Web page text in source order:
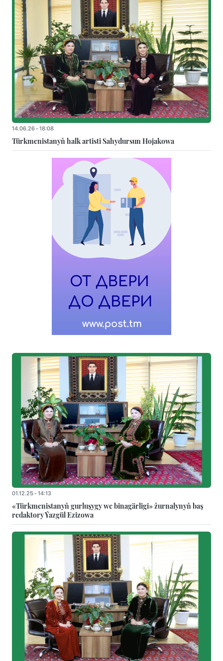
14.06.26 - 18:08
Türkmenistanyň halk artisti Sahydursun Hojakowa
01.12.25 - 14:13
«Türkmenistanyň gurluşygy we binagärligi» žurnalynyň baş
redaktory Ýazgül Ezizowa